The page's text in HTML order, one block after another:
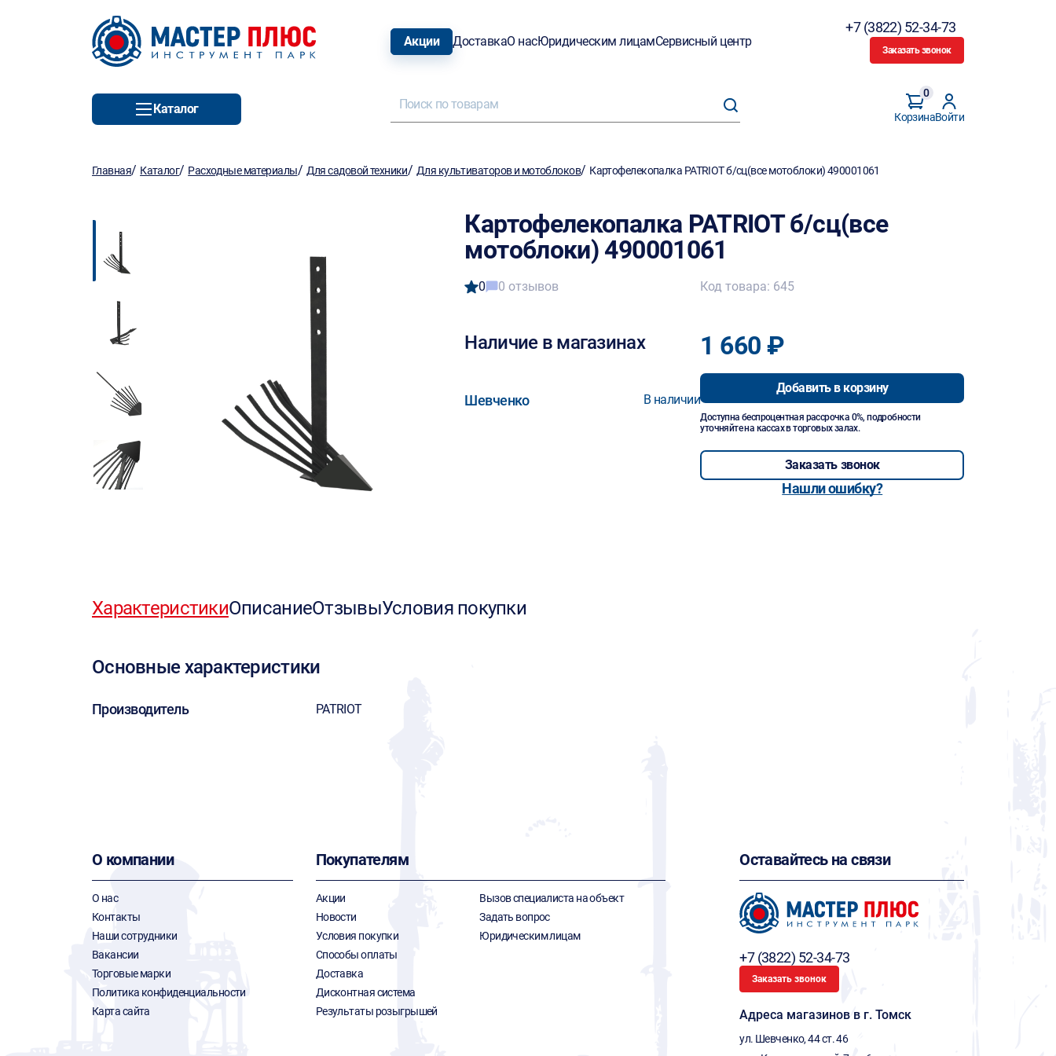
Акции ДоставкаО насЮридическим лицамСервисный центр
+7 (3822) 52-34-73
Заказать звонок
Каталог
Корзина
0
Войти
Главная/ Каталог/ Расходные материалы/ Для садовой техники/ Для культиваторов и мотоблоков/ Картофелекопалка PATRIOT б/сц(все мотоблоки) 490001061
Картофелекопалка PATRIOT б/сц(все
мотоблоки) 490001061
0 0 отзывов
Наличие в магазинах
Шевченко В наличии
Код товара: 645
1 660 ₽
Добавить в корзину
Доступна беспроцентная рассрочка 0%, подробности
уточняйте на кассах в торговых залах.
Заказать звонок
Нашли ошибку?
ХарактеристикиОписаниеОтзывыУсловия покупки
Основные характеристики
Производитель PATRIOT
О компании
О нас
Контакты
Наши сотрудники
Вакансии
Торговые марки
Политика конфиденциальности
Карта сайта
Покупателям
Акции
Новости
Условия покупки
Способы оплаты
Доставка
Дисконтная система
Результаты розыгрышей
Вызов специалиста на объект
Задать вопрос
Юридическим лицам
Оставайтесь на связи
+7 (3822) 52-34-73
Заказать звонок
Адреса магазинов в г. Томск
ул. Шевченко, 44 ст. 46